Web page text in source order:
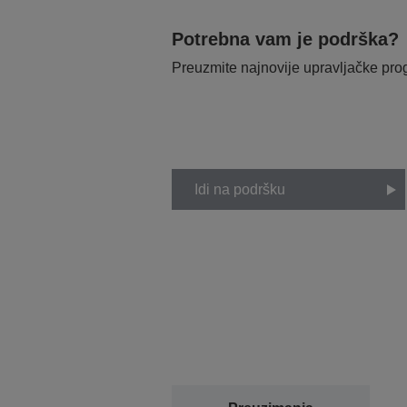
Potrebna vam je podrška?
Preuzmite najnovije upravljačke
Idi na podršku